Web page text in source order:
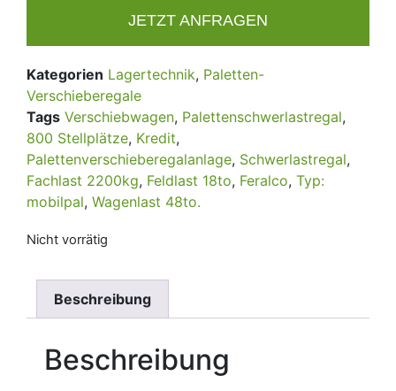
JETZT ANFRAGEN
Kategorien Lagertechnik, Paletten-
Verschieberegale
Tags Verschiebwagen, Palettenschwerlastregal,
800 Stellplätze, Kredit,
Palettenverschieberegalanlage, Schwerlastregal,
Fachlast 2200kg, Feldlast 18to, Feralco, Typ:
mobilpal, Wagenlast 48to.
Nicht vorrätig
Beschreibung
Beschreibung